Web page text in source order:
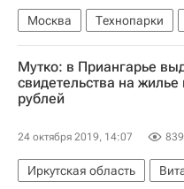
Москва Технопарки
Строительство
Мутко: в Приангарье
свидетельства на
рублей
24 октября 2019, 14:07 839
Иркутская область